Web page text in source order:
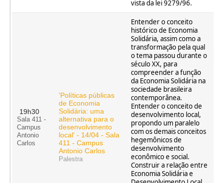
vista da lei 9279/96.
19h30
Sala 411 -
Campus
Antonio
Carlos
'Políticas públicas
de Economia
Solidária: uma
alternativa para o
desenvolvimento
local' - 14/04 - Sala
411 - Campus
Antonio Carlos
Palestra
Entender o conceito
histórico de Economia
Solidária, assim como a
transformação pela qual
o tema passou durante o
século XX, para
compreender a função
da Economia Solidária na
sociedade brasileira
contemporânea.
Entender o conceito de
desenvolvimento local,
propondo um paralelo
com os demais conceitos
hegemônicos de
desenvolvimento
econômico e social.
Construir a relação entre
Economia Solidária e